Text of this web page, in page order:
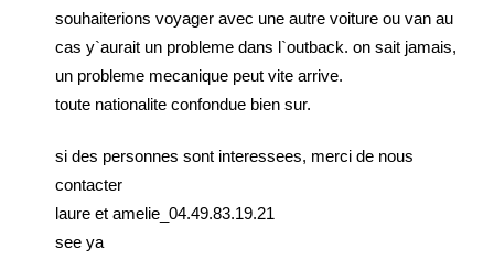
souhaiterions voyager avec une autre voiture ou van au
cas y`aurait un probleme dans l`outback. on sait jamais,
un probleme mecanique peut vite arrive.
toute nationalite confondue bien sur.
si des personnes sont interessees, merci de nous
contacter
laure et amelie_04.49.83.19.21
see ya